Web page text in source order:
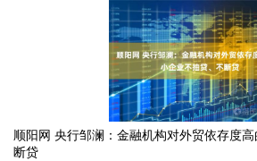
顺阳网 央行邹澜：金融机构对外贸依存度
断贷